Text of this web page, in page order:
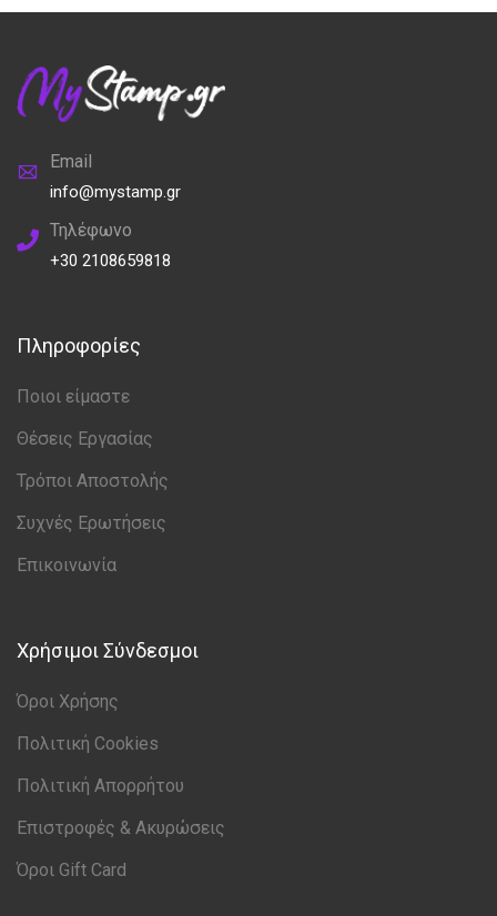
Email
info@mystamp.gr
Τηλέφωνο
+30 2108659818
Πληροφορίες
Ποιοι είμαστε
Θέσεις Εργασίας
Τρόποι Αποστολής
Συχνές Ερωτήσεις
Επικοινωνία
Χρήσιμοι Σύνδεσμοι
Όροι Χρήσης
Πολιτική Cookies
Πολιτική Απορρήτου
Επιστροφές & Ακυρώσεις
Όροι Gift Card